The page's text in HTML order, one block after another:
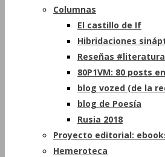
Columnas
El castillo de If
Hibridaciones
Reseñas
80P1VM: 80 posts
blog vozed (de la
blog de Poesía
Rusia 2018
Proyecto editorial:
Hemeroteca